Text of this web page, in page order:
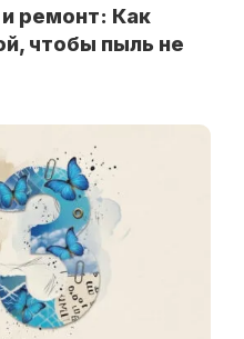
ремонт: Как
чтобы пыль не